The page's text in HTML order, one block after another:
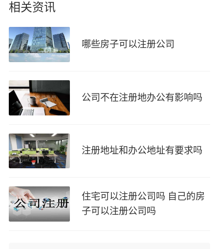
相关资讯
哪些房子可以注册公司
公司不在注册地办公有影响吗
注册地址和办公地址有要求吗
住宅可以注册公司吗 自己的房
子可以注册公司吗